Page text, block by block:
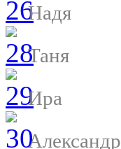
Надя
Таня
Ира
Александр